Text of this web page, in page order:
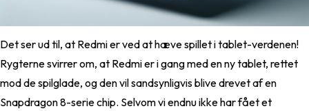
Det ser ud til, at Redmi er ved at hæve spillet i tablet-verdenen!
Rygterne svirrer om, at Redmi er i gang med en ny tablet, rettet
mod de spilglade, og den vil sandsynligvis blive drevet af en
Snapdragon 8-serie chip. Selvom vi endnu ikke har fået et